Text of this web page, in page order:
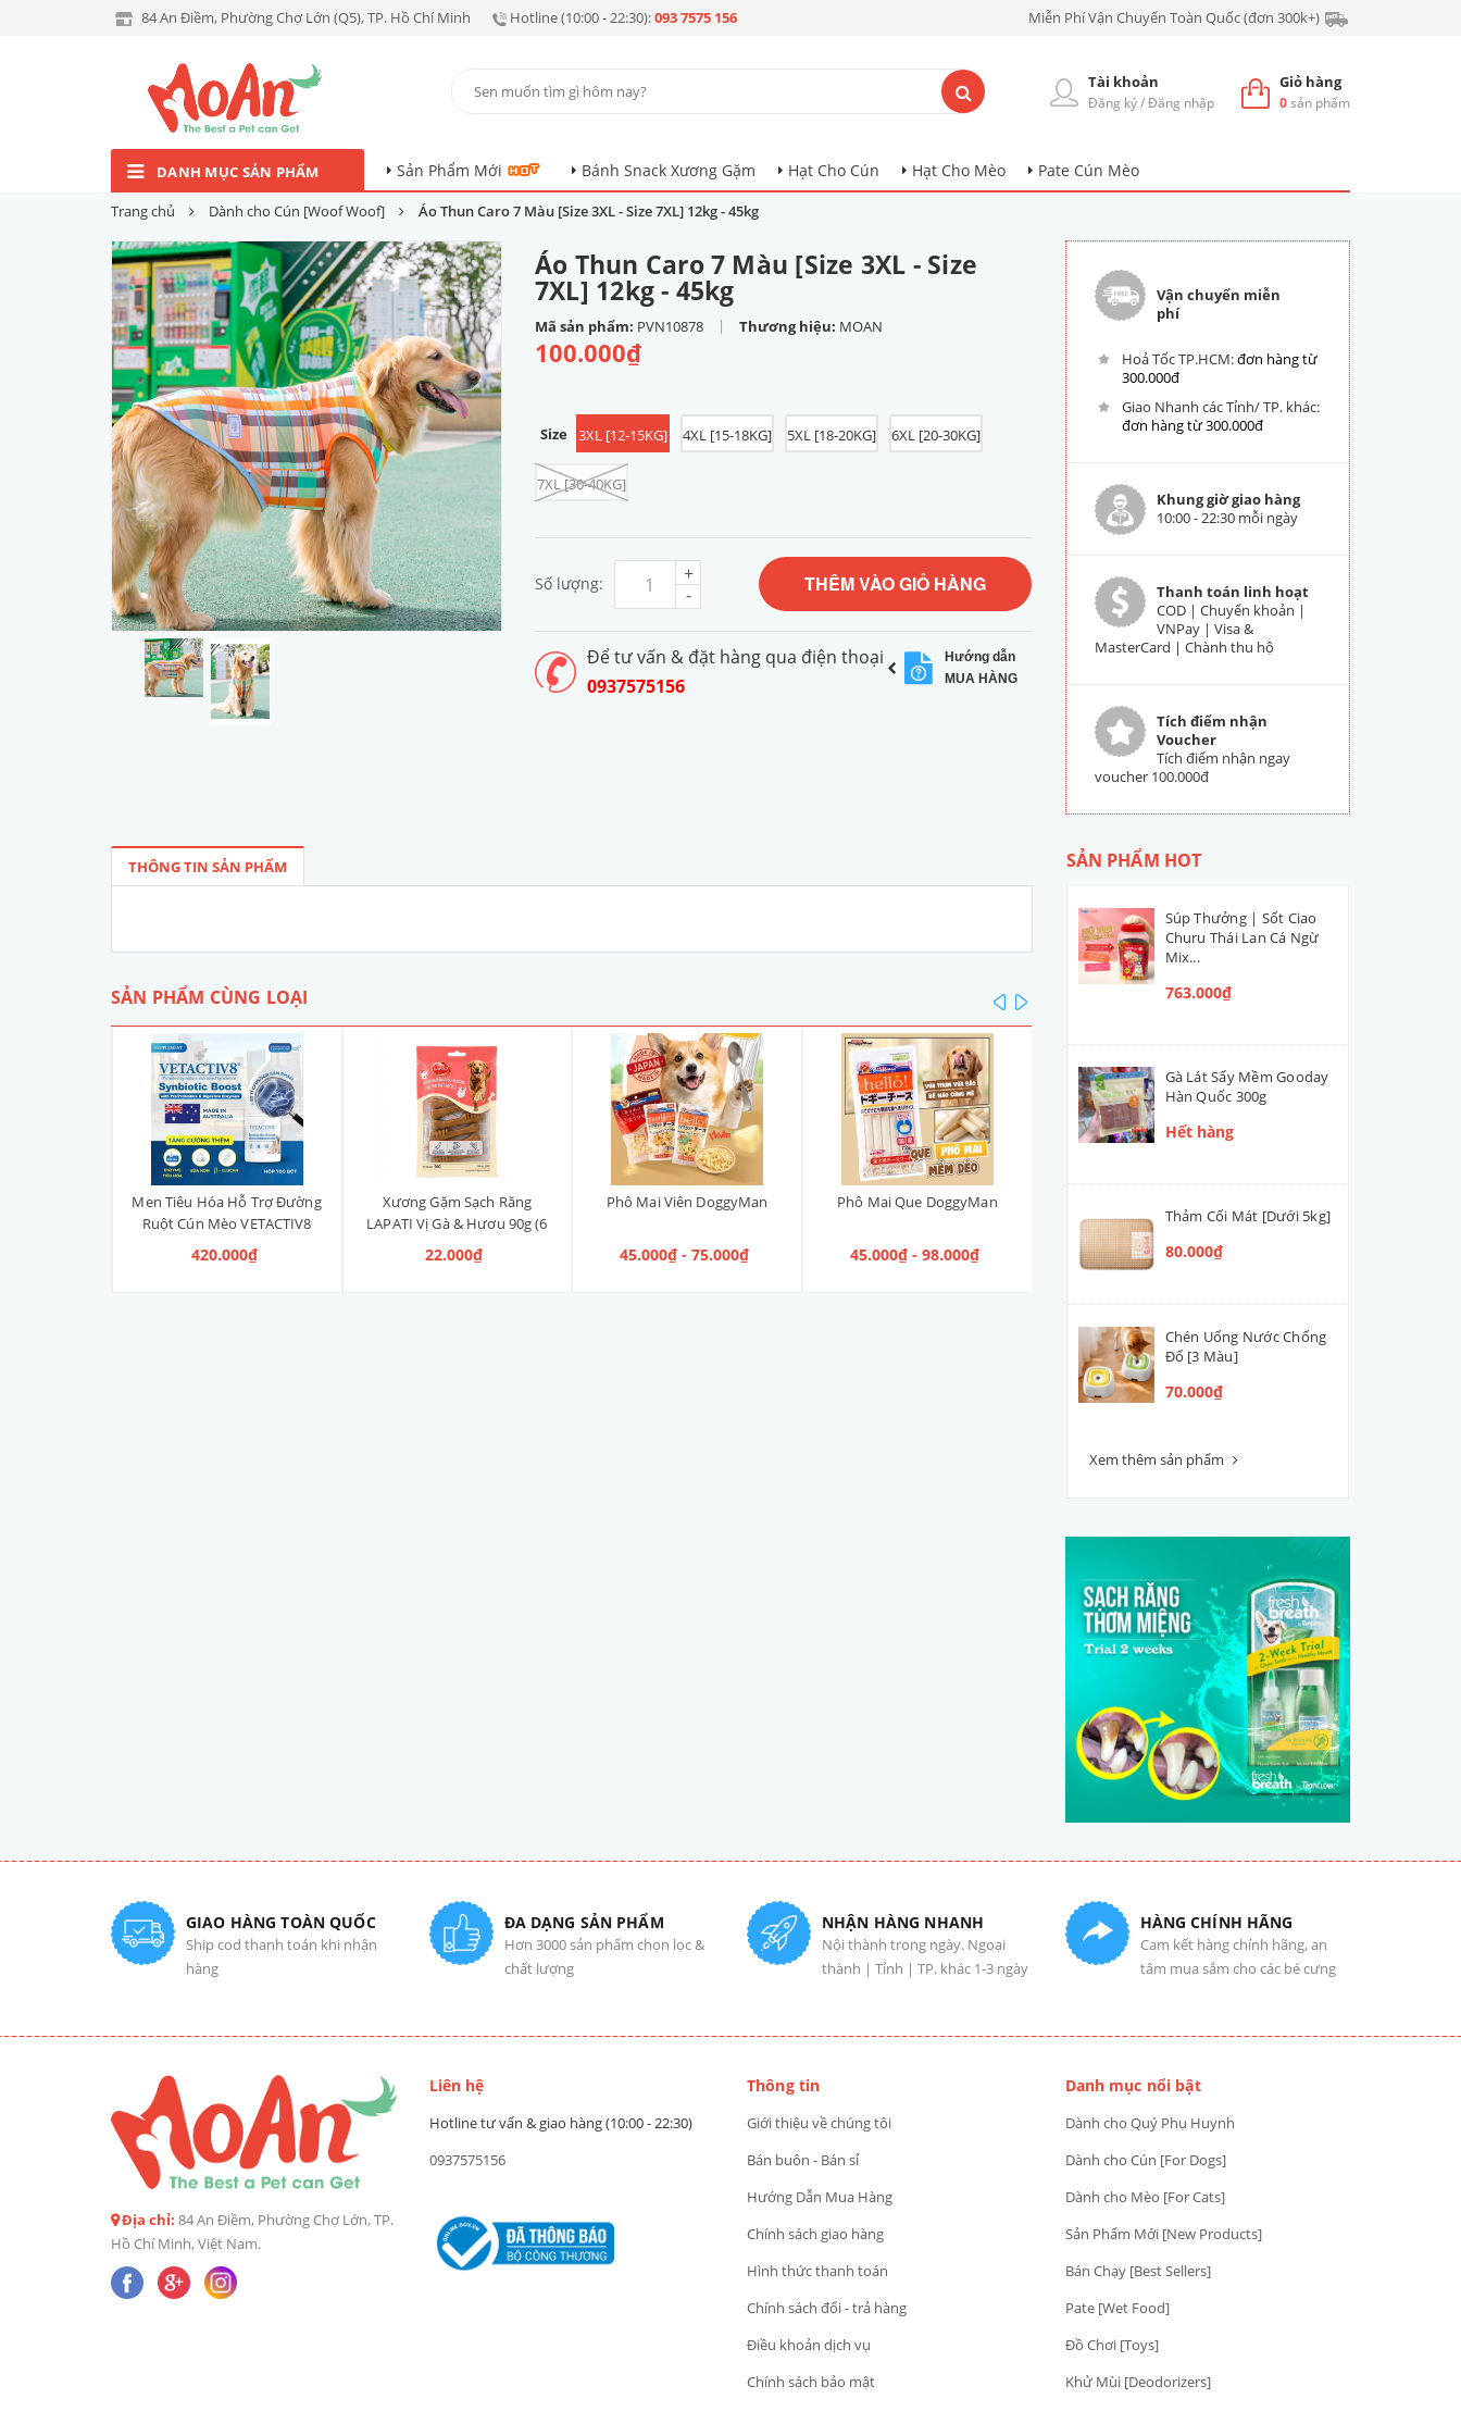
84 An Điềm, Phường Chợ Lớn (Q5), TP. Hồ Chí Minh Hotline (10:00 - 22:30):093 7575 156 Miễn Phí Vận Chuyển Toàn Quốc (đơn 300k+)
Giỏ hàng
0sản phẩm
Tài khoản
Đăng ký/Đăng nhập
DANH MỤC SẢN PHẨM Sản Phẩm Mới Bánh Snack Xương Gặm Hạt Cho Cún Hạt Cho Mèo Pate Cún Mèo
Trang chủ Dành cho Cún [Woof Woof] Áo Thun Caro 7 Màu [Size 3XL - Size 7XL] 12kg - 45kg
Áo Thun Caro 7 Màu [Size 3XL - Size
7XL] 12kg - 45kg
Mã sản phẩm: PVN10878 | Thương hiệu: MOAN
100.000₫
Size 3XL [12-15KG] 4XL [15-18KG] 5XL [18-20KG] 6XL [20-30KG]
7XL [30-40KG]
Số lượng: -
+ THÊM VÀO GIỎ HÀNG
Để tư vấn & đặt hàng qua điện thoại
0937575156
Hướng dẫn
MUA HÀNG
Vận chuyển miễn
phí
Hoả Tốc TP.HCM:đơn hàng từ
300.000đ
Giao Nhanh các Tỉnh/ TP. khác:
đơn hàng từ 300.000đ
Khung giờ giao hàng
10:00 - 22:30 mỗi ngày
Thanh toán linh hoạt
COD | Chuyển khoản |
VNPay | Visa &
MasterCard | Chành thu hộ
Tích điểm nhận
Voucher
Tích điểm nhận ngay
voucher 100.000đ
THÔNG TIN SẢN PHẨM
SẢN PHẨM CÙNG LOẠI
Men Tiêu Hóa Hỗ Trợ Đường
Ruột Cún Mèo VETACTIV8
Synbiotic Boost Úc 70g
420.000₫
Xương Gặm Sạch Răng
LAPATI Vị Gà & Hươu 90g (6
Xương)
22.000₫
Phô Mai Viên DoggyMan
45.000₫ - 75.000₫
Phô Mai Que DoggyMan
45.000₫ - 98.000₫
95g
65.000₫
prev
SẢN PHẨM HOT
Súp Thưởng | Sốt Ciao
Churu Thái Lan Cá Ngừ
Mix...
763.000₫
Gà Lát Sấy Mềm Gooday
Hàn Quốc 300g
Hết hàng
Thảm Cối Mát [Dưới 5kg]
80.000₫
Chén Uống Nước Chống
Đổ [3 Màu]
70.000₫
Xem thêm sản phẩm
GIAO HÀNG TOÀN QUỐC
Ship cod thanh toán khi nhận
hàng
ĐA DẠNG SẢN PHẨM
Hơn 3000 sản phẩm chọn lọc &
chất lượng
NHẬN HÀNG NHANH
Nội thành trong ngày. Ngoại
thành | Tỉnh | TP. khác 1-3 ngày
HÀNG CHÍNH HÃNG
Cam kết hàng chính hãng, an
tâm mua sắm cho các bé cưng
Địa chỉ: 84 An Điềm, Phường Chợ Lớn, TP.
Hồ Chí Minh, Việt Nam.
Liên hệ
Hotline tư vấn & giao hàng (10:00 - 22:30)
0937575156
Thông tin
Giới thiệu về chúng tôi
Bán buôn - Bán sỉ
Hướng Dẫn Mua Hàng
Chính sách giao hàng
Hình thức thanh toán
Chính sách đổi - trả hàng
Điều khoản dịch vụ
Chính sách bảo mật
Danh mục nổi bật
Dành cho Quý Phụ Huynh
Dành cho Cún [For Dogs]
Dành cho Mèo [For Cats]
Sản Phẩm Mới [New Products]
Bán Chạy [Best Sellers]
Pate [Wet Food]
Đồ Chơi [Toys]
Khử Mùi [Deodorizers]